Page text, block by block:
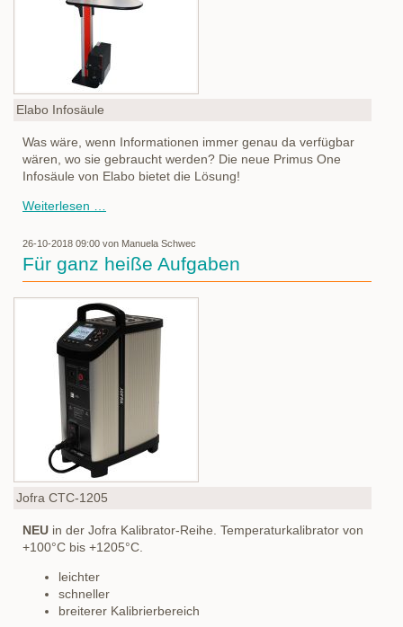
Elabo Infosäule
Was wäre, wenn Informationen immer genau da verfügbar
wären, wo sie gebraucht werden? Die neue Primus One
Infosäule von Elabo bietet die Lösung!
Weiterlesen …
Infosäule
26-10-2018 09:00 von Manuela Schwec
Für ganz heiße Aufgaben
Jofra CTC-1205
NEU in der Jofra Kalibrator-Reihe. Temperaturkalibrator von
+100°C bis +1205°C.
leichter
schneller
breiterer Kalibrierbereich